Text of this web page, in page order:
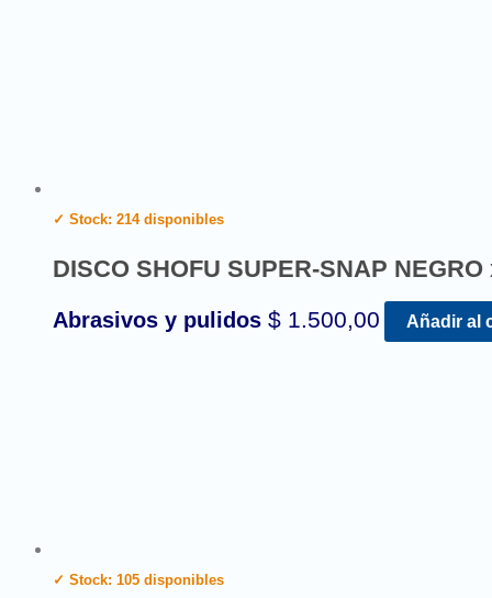
✓ Stock: 214 disponibles
DISCO SHOFU SUPER-SNAP NEGRO
Abrasivos y pulidos $ 1.500,00 Añadir al
✓ Stock: 105 disponibles